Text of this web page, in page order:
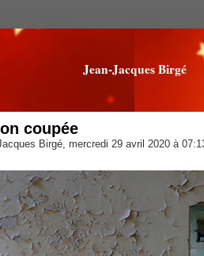
Jean-Jacques Birgé
coupée
Birgé, mercredi 29 avril 2020 à